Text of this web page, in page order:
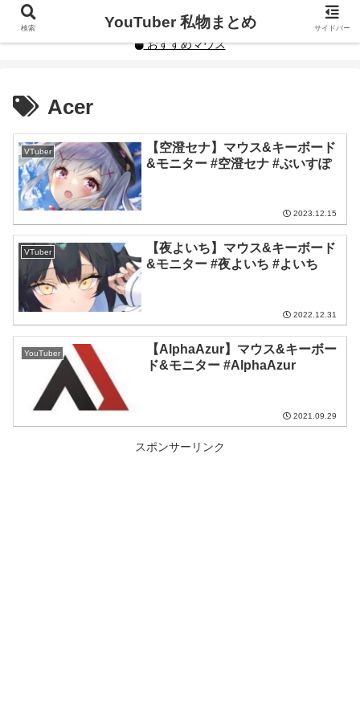
YouTuberや人気インフルエンサーの私物まとめです。
おすすめマウス
Acer
VTuber
【空澄セナ】マウス&キーボード
&モニター #空澄セナ #ぶいすぽ
2023.12.15
VTuber
【夜よいち】マウス&キーボード
&モニター #夜よいち #よいち
2022.12.31
YouTuber
【AlphaAzur】マウス&キーボー
ド&モニター #AlphaAzur
2021.09.29
スポンサーリンク
検索 YouTuber 私物まとめ サイドバー